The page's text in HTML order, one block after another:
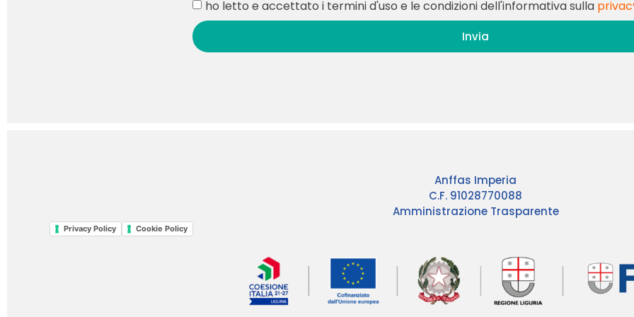
ho letto e accettato i termini d'uso e le condizioni dell'informativa sulla
Invia
Anffas Imperia
C.F. 91028770088
Amministrazione Trasparente
Privacy Policy Cookie Policy